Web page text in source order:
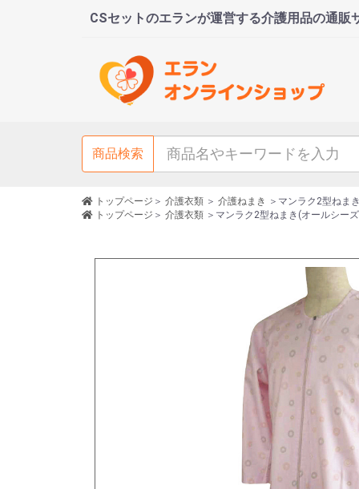
CSセットのエランが運営する介護用品の通販
商品検索
トップページ ＞ 介護衣類 ＞ 介護ねまき ＞ マンラク2型ねま
トップページ ＞ 介護衣類 ＞ マンラク2型ねまき(オールシー